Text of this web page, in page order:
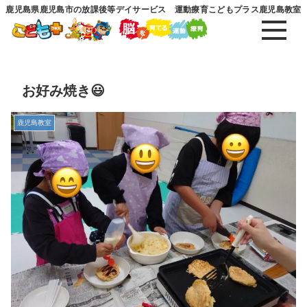
鹿児島県鹿児島市の放課後等デイサービス 運動療育こどもプラス鹿児島教室
お好み焼き😃
鹿児島教室